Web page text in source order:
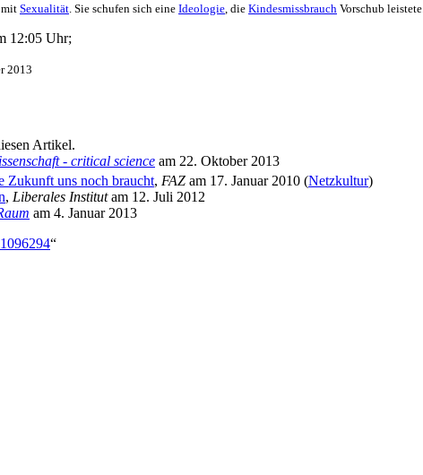
mit Sexualität . Sie schufen sich eine Ideologie , die Kindesmissbrauch Vorschub leistete.
12:05 Uhr;
2013
Artikel.
- critical science am 22. Oktober 2013
Zukunft uns noch braucht, FAZ am 17. Januar 2010 (Netzkultur)
, Liberales Institutam 12. Juli 2012
am 4. Januar 2013
“